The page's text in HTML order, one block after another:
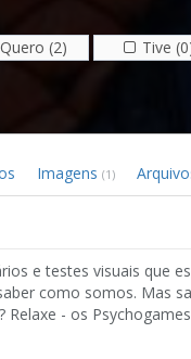
Quero (2) Tive
Imagens (1)
e testes visuais que
como somos. Mas
- os